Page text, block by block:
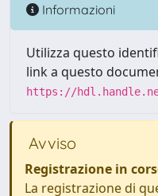
Informazioni
Utilizza questo
link a questo
https://
Avviso
Registrazione in
La registrazione di